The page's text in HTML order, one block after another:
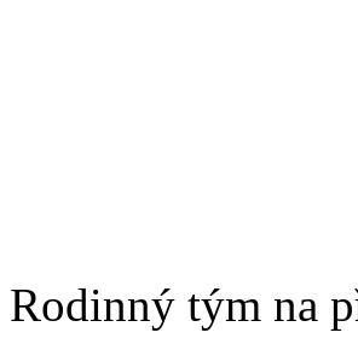
Rodinný tým na